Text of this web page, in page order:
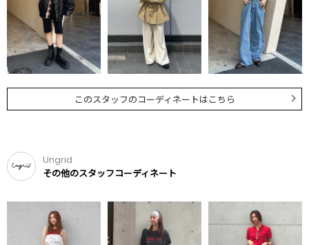
このスタッフのコーディネートはこちら
Ungrid
その他のスタッフコーディネート